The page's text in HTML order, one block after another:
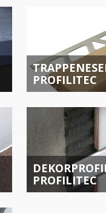
PROFILITEC
PROFILITEC